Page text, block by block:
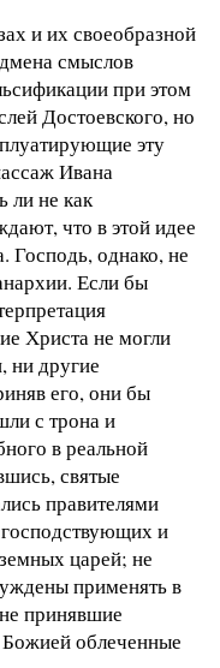
и их своеобразной
смыслов
при этом
Достоевского, но
эту
Ивана
ли не как
что в этой идее
Господь, однако, не
Если бы
Христа не могли
ни другие
его, они бы
с трона и
в реальной
святые
правителями
и
царей; не
применять в
принявшие
облеченные